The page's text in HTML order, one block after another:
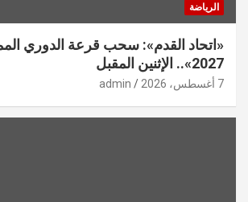
الرياضة
2027».. الإثنين المقبل
7 أغسطس، 2026 admin